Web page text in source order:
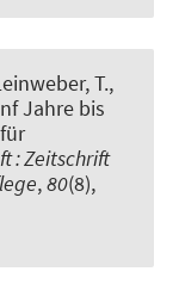
T.,
Jahre bis
: Zeitschrift
,80(8),